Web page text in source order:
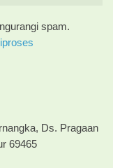
spam.
Ds. Pragaan
69465